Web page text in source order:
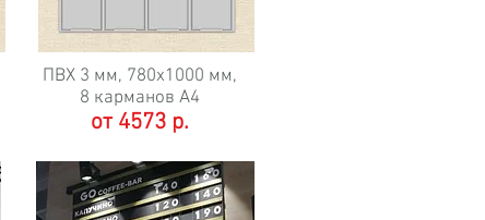
ПВХ 3 мм, 780х1000 мм,
8 карманов А4
от 4573 р.